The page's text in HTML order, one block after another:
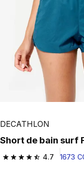
Play Video
DECATHLON
Short de bain
4.7
4.7 out of 5 stars1673